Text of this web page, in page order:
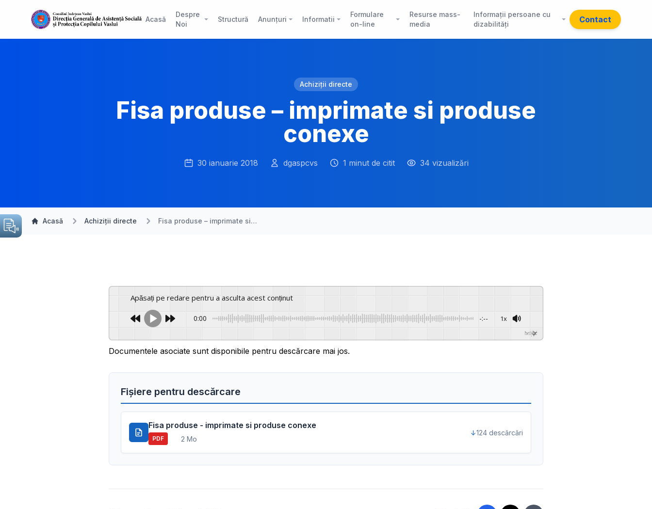
Acasă
Despre
Noi
Structură Anunțuri Informatii
Formulare
on-line
Resurse mass-
media
Informații persoane cu
dizabilități
Contact
Achiziții directe
Fisa produse – imprimate si produse
conexe
30 ianuarie 2018 dgaspcvs 1 minut de citit 34 vizualizări
Acasă Achiziții directe Fisa produse – imprimate si…
Apăsați pe redare pentru a asculta acest conținut
0:00 -:-- 1x
GSpeech
Documentele asociate sunt disponibile pentru descărcare mai jos.
Fișiere pentru descărcare
Fisa produse - imprimate si produse conexe
PDF 2 Mo
124 descărcări